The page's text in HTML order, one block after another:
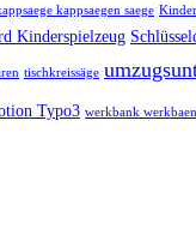
kappsaegen saege
Kinderspielzeug
tischkreissäge
Typo3 werkbank